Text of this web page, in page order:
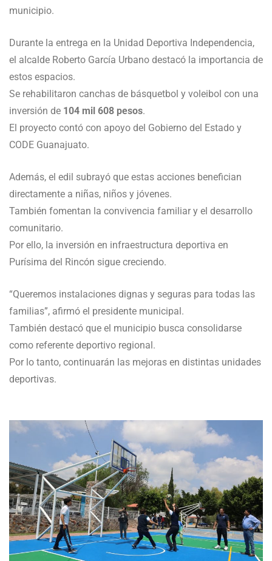
municipio.
Durante la entrega en la Unidad Deportiva Independencia,
el alcalde Roberto García Urbano destacó la importancia de
estos espacios.
Se rehabilitaron canchas de básquetbol y voleibol con una
inversión de 104 mil 608 pesos.
El proyecto contó con apoyo del Gobierno del Estado y
CODE Guanajuato.
Además, el edil subrayó que estas acciones benefician
directamente a niñas, niños y jóvenes.
También fomentan la convivencia familiar y el desarrollo
comunitario.
Por ello, la inversión en infraestructura deportiva en
Purísima del Rincón sigue creciendo.
“Queremos instalaciones dignas y seguras para todas las
familias”, afirmó el presidente municipal.
También destacó que el municipio busca consolidarse
como referente deportivo regional.
Por lo tanto, continuarán las mejoras en distintas unidades
deportivas.